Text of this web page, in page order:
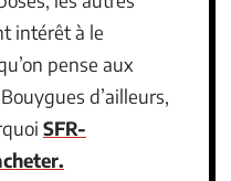
intérêt à le
pense aux
d’ailleurs,
SFR-